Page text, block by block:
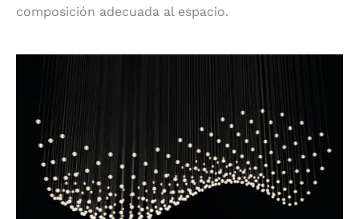
composición adecuada al espacio.